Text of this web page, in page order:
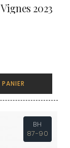
2023
BH
87-90